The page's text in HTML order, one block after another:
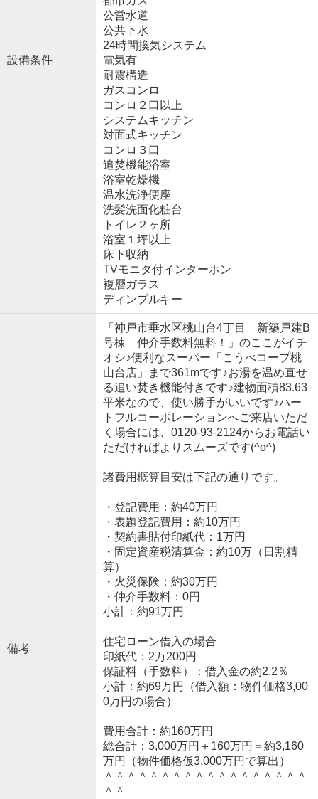
設備条件
公営水道
公共下水
24時間換気システム
電気有
耐震構造
ガスコンロ
コンロ２口以上
システムキッチン
対面式キッチン
コンロ３口
追焚機能浴室
浴室乾燥機
温水洗浄便座
洗髪洗面化粧台
トイレ２ヶ所
浴室１坪以上
床下収納
TVモニタ付インターホン
複層ガラス
ディンプルキー
備考
「神戸市垂水区桃山台4丁目 新築戸建B
号棟 仲介手数料無料！」のここがイチ
オシ♪便利なスーパー「こうべコープ桃
山台店」まで361mです♪お湯を温め直せ
る追い焚き機能付きです♪建物面積83.63
平米なので、使い勝手がいいです♪ハー
トフルコーポレーションへご来店いただ
く場合には、0120-93-2124からお電話い
ただければよりスムーズです(^o^)
諸費用概算目安は下記の通りです。
・登記費用：約40万円
・表題登記費用：約10万円
・契約書貼付印紙代：1万円
・固定資産税清算金：約10万（日割精
算）
・火災保険：約30万円
・仲介手数料：0円
小計：約91万円
住宅ローン借入の場合
印紙代：2万200円
保証料（手数料）：借入金の約2.2％
小計：約69万円（借入額：物件価格3,00
0万円の場合）
費用合計：約160万円
総合計：3,000万円＋160万円＝約3,160
万円（物件価格仮3,000万円で算出）
＾＾＾＾＾＾＾＾＾＾＾＾＾＾＾＾＾＾
＾＾